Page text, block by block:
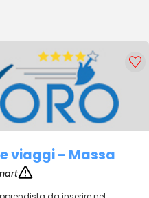
viaggi - Massa